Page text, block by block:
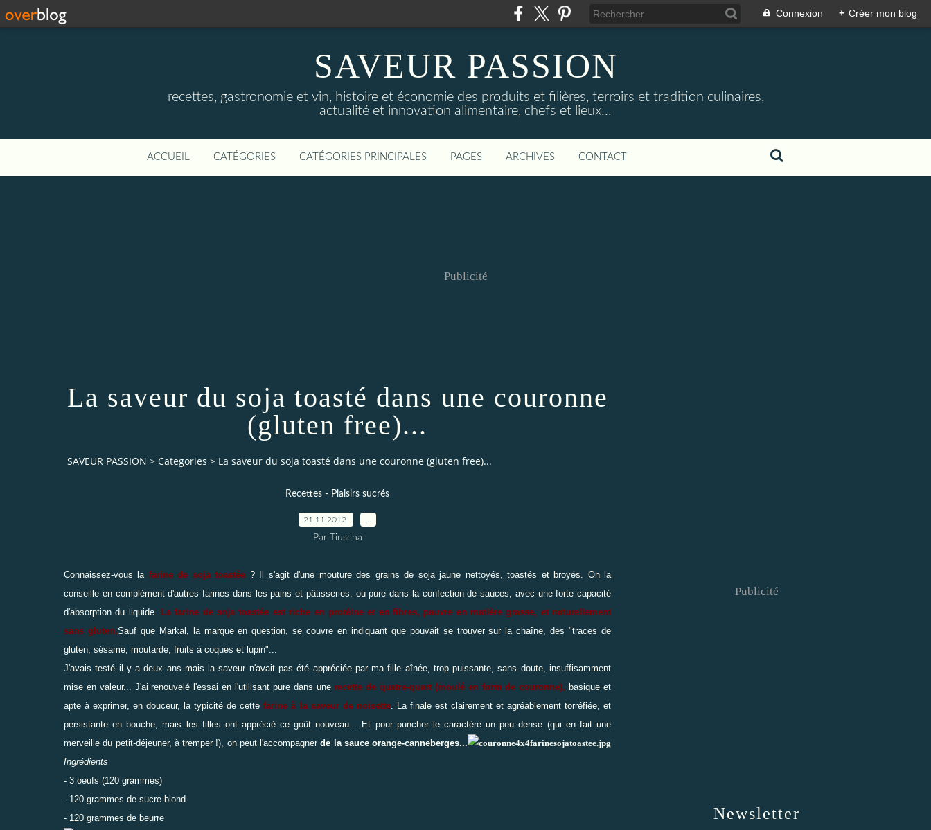
Connexion + Créer mon blog
SAVEUR PASSION
recettes, gastronomie et vin, histoire et économie des produits et filières, terroirs et tradition culinaires,
actualité et innovation alimentaire, chefs et lieux...
ACCUEIL CATÉGORIES CATÉGORIES PRINCIPALES PAGES ARCHIVES CONTACT
Publicité
La saveur du soja toasté dans une couronne
(gluten free)...
SAVEUR PASSION > Categories > La saveur du soja toasté dans une couronne (gluten free)...
Recettes - Plaisirs sucrés
21.11.2012
Par Tiuscha
Connaissez-vous la farine de soja toastée ? Il s'agit d'une mouture des grains de soja jaune nettoyés, toastés et broyés. On la
conseille en complément d'autres farines dans les pains et pâtisseries, ou pure dans la confection de sauces, avec une forte capacité
d'absorption du liquide.
La farine de soja toastée est riche en protéine et en fibres, pauvre en matière grasse, et naturellement
sans gluten.Sauf que Markal, la marque en question, se couvre en indiquant que pouvait se trouver sur la chaîne, des "traces de
gluten, sésame, moutarde, fruits à coques et lupin"...
J'avais testé il y a deux ans mais la saveur n'avait pas été appréciée par ma fille aînée, trop puissante, sans doute, insuffisamment
mise en valeur... J'ai renouvelé l'essai en l'utilisant pure dans une recette de quatre-quart (moulé en form de couronne), basique et
apte à exprimer, en douceur, la typicité de cettefarine à la saveur de noisette. La finale est clairement et agréablement torréfiée, et
persistante en bouche, mais les filles ont apprécié ce goût nouveau... Et pour puncher le caractère un peu dense (qui en fait une
merveille du petit-déjeuner, à tremper !), on peut l'accompagnerde la sauce orange-canneberges...
Ingrédients
- 3 oeufs (120 grammes)
- 120 grammes de sucre blond
- 120 grammes de beurre
Newsletter
Publicité